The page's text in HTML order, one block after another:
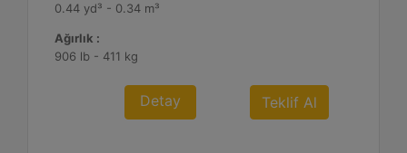
0.44 yd³ - 0.34 m³
Ağırlık :
906 lb - 411 kg
Detay Teklif Al